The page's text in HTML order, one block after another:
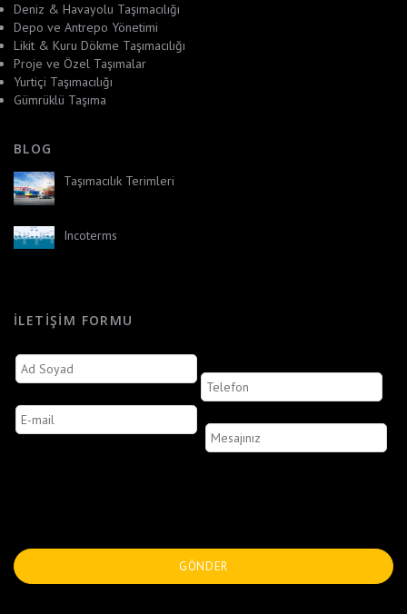
Deniz & Havayolu Taşımacılığı
Depo ve Antrepo Yönetimi
Likit & Kuru Dökme Taşımacılığı
Proje ve Özel Taşımalar
Yurtiçi Taşımacılığı
Gümrüklü Taşıma
BLOG
Taşımacılık Terimleri
Incoterms
İLETIŞIM FORMU